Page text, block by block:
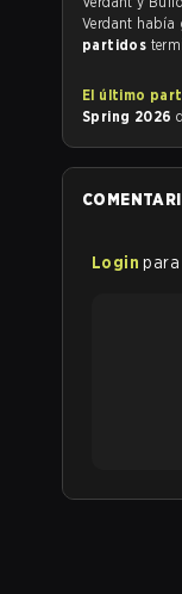
Verdant había
partidos
El último
Spring 2026
Login